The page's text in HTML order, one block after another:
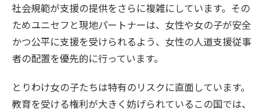
社会規範が支援の提供をさらに複雑にしています。その
ためユニセフと現地パートナーは、女性や女の子が安全
かつ公平に支援を受けられるよう、女性の人道支援従事
者の配置を優先的に行っています。
とりわけ女の子たちは特有のリスクに直面しています。
教育を受ける権利が大きく妨げられているこの国では、